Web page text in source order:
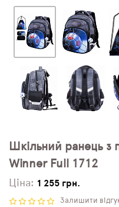
Шкільний ранець з
Winner Full 1712
Ціна: 1 255 грн.
Залишити